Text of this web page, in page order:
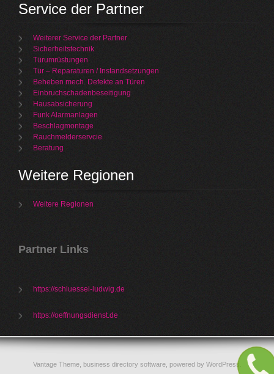
Service der Partner
Weiterer Service der Partner
Sicherheitstechnik
Türumrüstungen
Tür – Reparaturen / Instandsetzungen
Beheben mech. Defekte an Türen
Einbruchschadenbeseitigung
Hausabsicherung
Funk Alarmanlagen
Beschlagmontage
Rauchmelderservcie
Beratung
Weitere Regionen
Weitere Regionen
Partner Links
https://schluessel-ludwig.de
https://oeffnungsdienst.de
Vantage Theme, business directory software, powered by WordPress